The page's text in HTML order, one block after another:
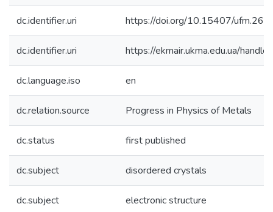
dc.identifier.uri https://doi.org/10.15407/
dc.identifier.uri https://ekmair.ukma.edu.ua/
dc.language.iso en
dc.relation.source Progress in Physics of Metals
dc.status first published
dc.subject disordered crystals
dc.subject electronic structure